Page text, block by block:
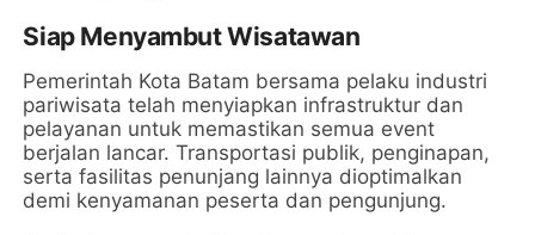
Siap Menyambut Wisatawan
Pemerintah Kota Batam bersama pelaku industri
pariwisata telah menyiapkan infrastruktur dan
pelayanan untuk memastikan semua event
berjalan lancar. Transportasi publik, penginapan,
serta fasilitas penunjang lainnya dioptimalkan
demi kenyamanan peserta dan pengunjung.